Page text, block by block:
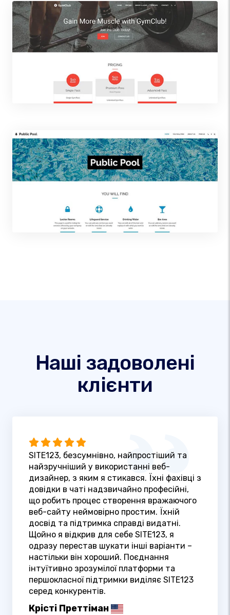
Наші задоволені
клієнти
SITE123, безсумнівно, найпростіший та
найзручніший у використанні веб-
дизайнер, з яким я стикався. Їхні фахівці з
довідки в чаті надзвичайно професійні,
що робить процес створення вражаючого
веб-сайту неймовірно простим. Їхній
досвід та підтримка справді видатні.
Щойно я відкрив для себе SITE123, я
одразу перестав шукати інші варіанти –
настільки він хороший. Поєднання
інтуїтивно зрозумілої платформи та
першокласної підтримки виділяє SITE123
серед конкурентів.
Крісті Преттіман